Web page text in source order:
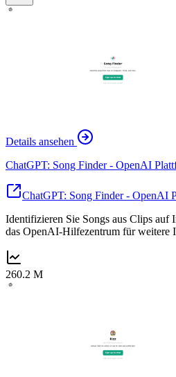
Details ansehen
ChatGPT: Song Finder - OpenAI
ChatGPT: Song Finder - OpenAI
Identifizieren Sie Songs aus Clips auf
das OpenAI-Hilfezentrum für weitere
260.2 M